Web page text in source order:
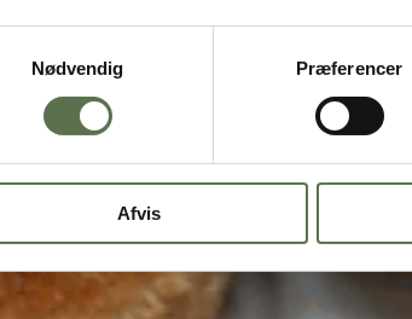
Nødvendig
Præferencer
Afvis
der mætter
de kan bages med fuldkornshvedemel, hvid